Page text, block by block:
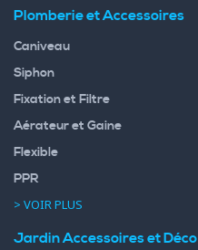
Plomberie et Accessoires
Caniveau
Siphon
Fixation et Filtre
Aérateur et Gaine
Flexible
PPR
> VOIR PLUS
Jardin Accessoires et Déco